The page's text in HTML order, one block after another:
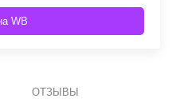
WB
ОТЗЫВЫ